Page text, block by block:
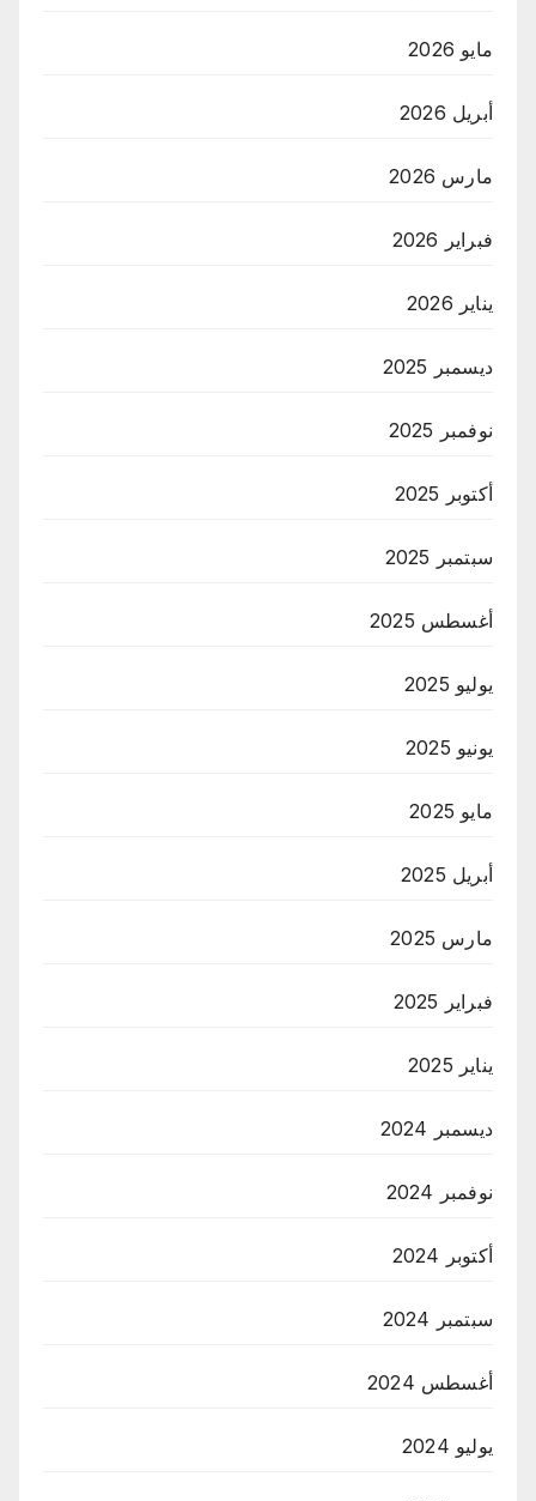
مايو 2026
أبريل 2026
مارس 2026
فبراير 2026
يناير 2026
ديسمبر 2025
نوفمبر 2025
أكتوبر 2025
سبتمبر 2025
أغسطس 2025
يوليو 2025
يونيو 2025
مايو 2025
أبريل 2025
مارس 2025
فبراير 2025
يناير 2025
ديسمبر 2024
نوفمبر 2024
أكتوبر 2024
سبتمبر 2024
أغسطس 2024
يوليو 2024